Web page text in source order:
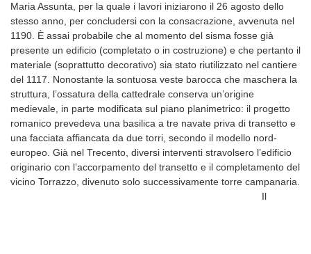
Maria Assunta, per la quale i lavori iniziarono il 26 agosto dello
stesso anno, per concludersi con la consacrazione, avvenuta nel
1190. È assai probabile che al momento del sisma fosse già
presente un edificio (completato o in costruzione) e che pertanto il
materiale (soprattutto decorativo) sia stato riutilizzato nel cantiere
del 1117. Nonostante la sontuosa veste barocca che maschera la
struttura, l’ossatura della cattedrale conserva un’origine
medievale, in parte modificata sul piano planimetrico: il progetto
romanico prevedeva una basilica a tre navate priva di transetto e
una facciata affiancata da due torri, secondo il modello nord-
europeo. Già nel Trecento, diversi interventi stravolsero l’edificio
originario con l’accorpamento del transetto e il completamento del
vicino Torrazzo, divenuto solo successivamente torre campanaria.
Il